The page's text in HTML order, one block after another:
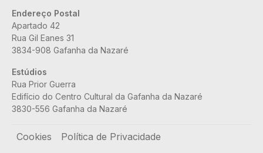
Endereço Postal
Apartado 42
Rua Gil Eanes 31
3834-908 Gafanha da Nazaré
Estúdios
Rua Prior Guerra
Edifício do Centro Cultural da Gafanha da Nazaré
3830-556 Gafanha da Nazaré
Rodapé
Cookies Política de Privacidade